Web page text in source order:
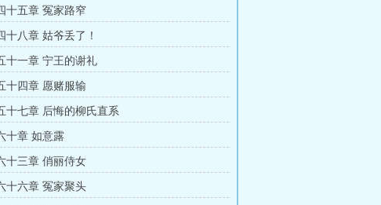
十五章 冤家路窄
十八章 姑爷丢了！
十一章 宁王的谢礼
十四章 愿赌服输
十七章 后悔的柳氏直系
十章 如意露
十三章 俏丽侍女
十六章 冤家聚头